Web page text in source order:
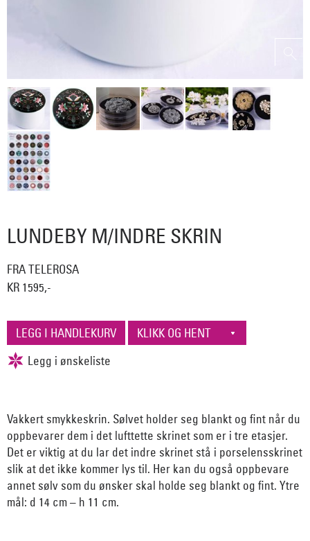
LUNDEBY M/INDRE SKRIN
FRA TELEROSA
KR 1595,-
Vakkert smykkeskrin. Sølvet holder seg blankt og fint når du
oppbevarer dem i det lufttette skrinet som er i tre etasjer.
Det er viktig at du lar det indre skrinet stå i porselensskrinet
slik at det ikke kommer lys til. Her kan du også oppbevare
annet sølv som du ønsker skal holde seg blankt og fint. Ytre
mål: d 14 cm – h 11 cm.